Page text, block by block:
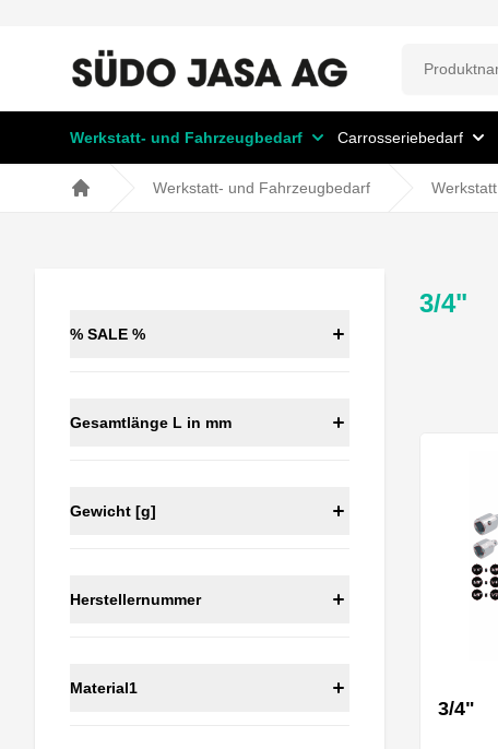
Werkstatt- und Fahrzeugbedarf Carrosseriebedarf
Werkstatt- und Fahrzeugbedarf Werkstatt
% SALE %
Gesamtlänge L in mm
Gewicht [g]
Herstellernummer
Material1
3/4"
3/4"